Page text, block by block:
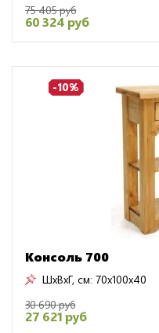
75 405 руб
60 324 руб
-10%
Консоль 700
ШxВxГ, см: 70x100x40
30 690 руб
27 621 руб